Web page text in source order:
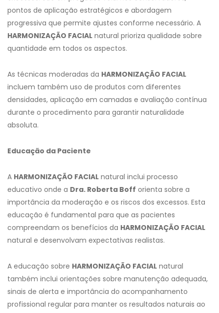
pontos de aplicação estratégicos e abordagem
progressiva que permite ajustes conforme necessário. A
HARMONIZAÇÃO FACIAL natural prioriza qualidade sobre
quantidade em todos os aspectos.
As técnicas moderadas da HARMONIZAÇÃO FACIAL
incluem também uso de produtos com diferentes
densidades, aplicação em camadas e avaliação contínua
durante o procedimento para garantir naturalidade
absoluta.
Educação da Paciente
A HARMONIZAÇÃO FACIAL natural inclui processo
educativo onde a Dra. Roberta Boff orienta sobre a
importância da moderação e os riscos dos excessos. Esta
educação é fundamental para que as pacientes
compreendam os benefícios da HARMONIZAÇÃO FACIAL
natural e desenvolvam expectativas realistas.
A educação sobre HARMONIZAÇÃO FACIAL natural
também inclui orientações sobre manutenção adequada,
sinais de alerta e importância do acompanhamento
profissional regular para manter os resultados naturais ao